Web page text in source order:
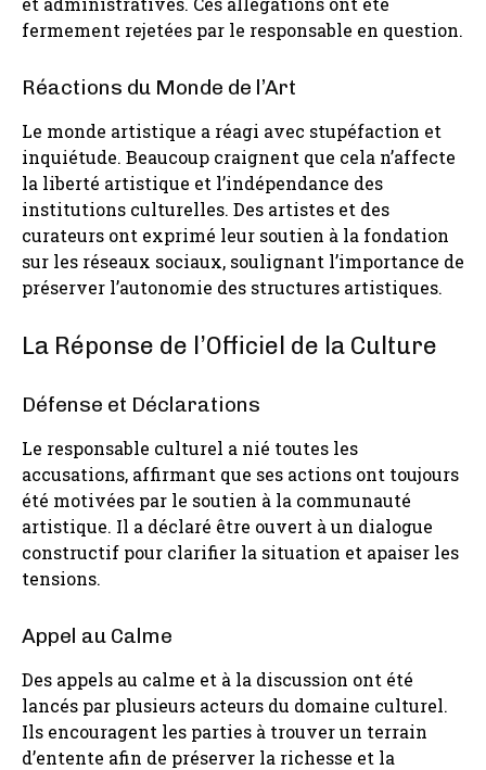
fermement rejetées par le responsable en question.
Réactions du Monde de l’Art
Le monde artistique a réagi avec stupéfaction et
inquiétude. Beaucoup craignent que cela n’affecte
la liberté artistique et l’indépendance des
institutions culturelles. Des artistes et des
curateurs ont exprimé leur soutien à la fondation
sur les réseaux sociaux, soulignant l’importance de
préserver l’autonomie des structures artistiques.
La Réponse de l’Officiel de la Culture
Défense et Déclarations
Le responsable culturel a nié toutes les
accusations, affirmant que ses actions ont toujours
été motivées par le soutien à la communauté
artistique. Il a déclaré être ouvert à un dialogue
constructif pour clarifier la situation et apaiser les
tensions.
Appel au Calme
Des appels au calme et à la discussion ont été
lancés par plusieurs acteurs du domaine culturel.
Ils encouragent les parties à trouver un terrain
d’entente afin de préserver la richesse et la